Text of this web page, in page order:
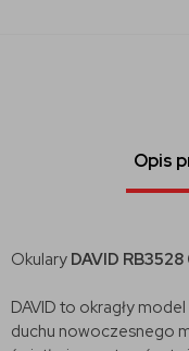
Opis
Okulary DAVID
DAVID to okragły
duchu nowoczesnego